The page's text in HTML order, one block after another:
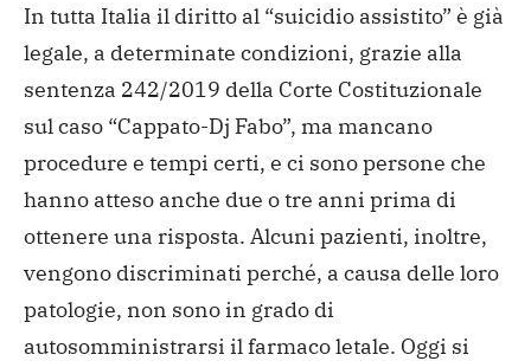
In tutta Italia il diritto al “suicidio assistito” è già
legale, a determinate condizioni, grazie alla
sentenza 242/2019 della Corte Costituzionale
sul caso “Cappato-Dj Fabo”, ma mancano
procedure e tempi certi, e ci sono persone che
hanno atteso anche due o tre anni prima di
ottenere una risposta. Alcuni pazienti, inoltre,
vengono discriminati perché, a causa delle loro
patologie, non sono in grado di
autosomministrarsi il farmaco letale. Oggi si